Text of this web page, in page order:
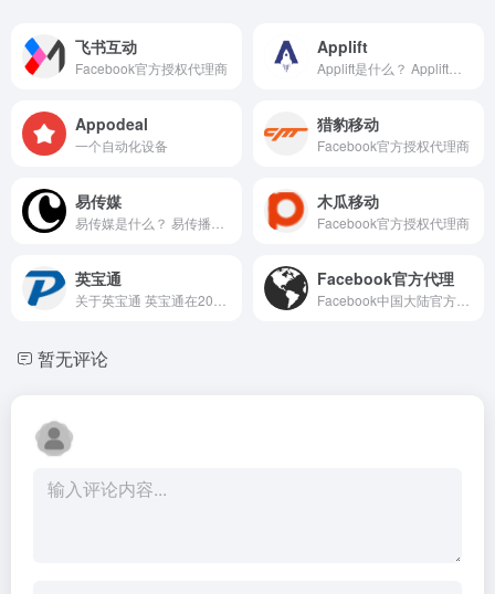
飞书互动
Facebook官方授权代理商
Applift
Appodeal
一个自动化设备
猎豹移动
Facebook官方授权代理商
易传媒 木瓜移动
Facebook官方授权代理商
英宝通 Facebook官方代理
暂无评论